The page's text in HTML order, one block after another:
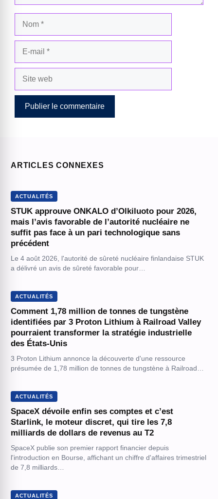
ARTICLES CONNEXES
ACTUALITÉS
STUK approuve ONKALO d’Olkiluoto pour 2026,
mais l’avis favorable de l’autorité nucléaire ne
suffit pas face à un pari technologique sans
précédent
Le 4 août 2026, l'autorité de sûreté nucléaire finlandaise STUK
a délivré un avis de sûreté favorable pour…
ACTUALITÉS
Comment 1,78 million de tonnes de tungstène
identifiées par 3 Proton Lithium à Railroad Valley
pourraient transformer la stratégie industrielle
des États-Unis
3 Proton Lithium annonce la découverte d'une ressource
présumée de 1,78 million de tonnes de tungstène à Railroad…
ACTUALITÉS
SpaceX dévoile enfin ses comptes et c’est
Starlink, le moteur discret, qui tire les 7,8
milliards de dollars de revenus au T2
SpaceX publie son premier rapport financier depuis
l'introduction en Bourse, affichant un chiffre d'affaires trimestriel
de 7,8 milliards…
ACTUALITÉS